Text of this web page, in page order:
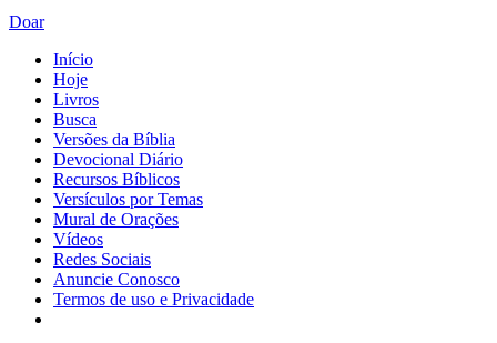
Doar
Início
Hoje
Livros
Busca
Versões da Bíblia
Devocional Diário
Recursos Bíblicos
Versículos por Temas
Mural de Orações
Vídeos
Redes Sociais
Anuncie Conosco
Termos de uso e Privacidade